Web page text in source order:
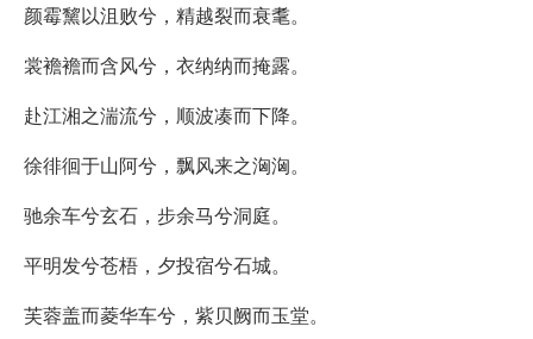
颜霉黧以沮败兮，精越裂而衰耄。
裳襜襜而含风兮，衣纳纳而掩露。
赴江湘之湍流兮，顺波凑而下降。
徐徘徊于山阿兮，飘风来之洶洶。
驰余车兮玄石，步余马兮洞庭。
平明发兮苍梧，夕投宿兮石城。
芙蓉盖而菱华车兮，紫贝阙而玉堂。